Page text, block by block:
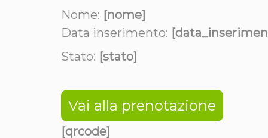
Nome: [nome]
Data inserimento:
Stato: [stato]
Vai alla prenotazione
[qrcode]